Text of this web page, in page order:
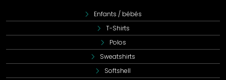
Enfants / bébés
T-Shirts
Polos
Sweatshirts
Softshell